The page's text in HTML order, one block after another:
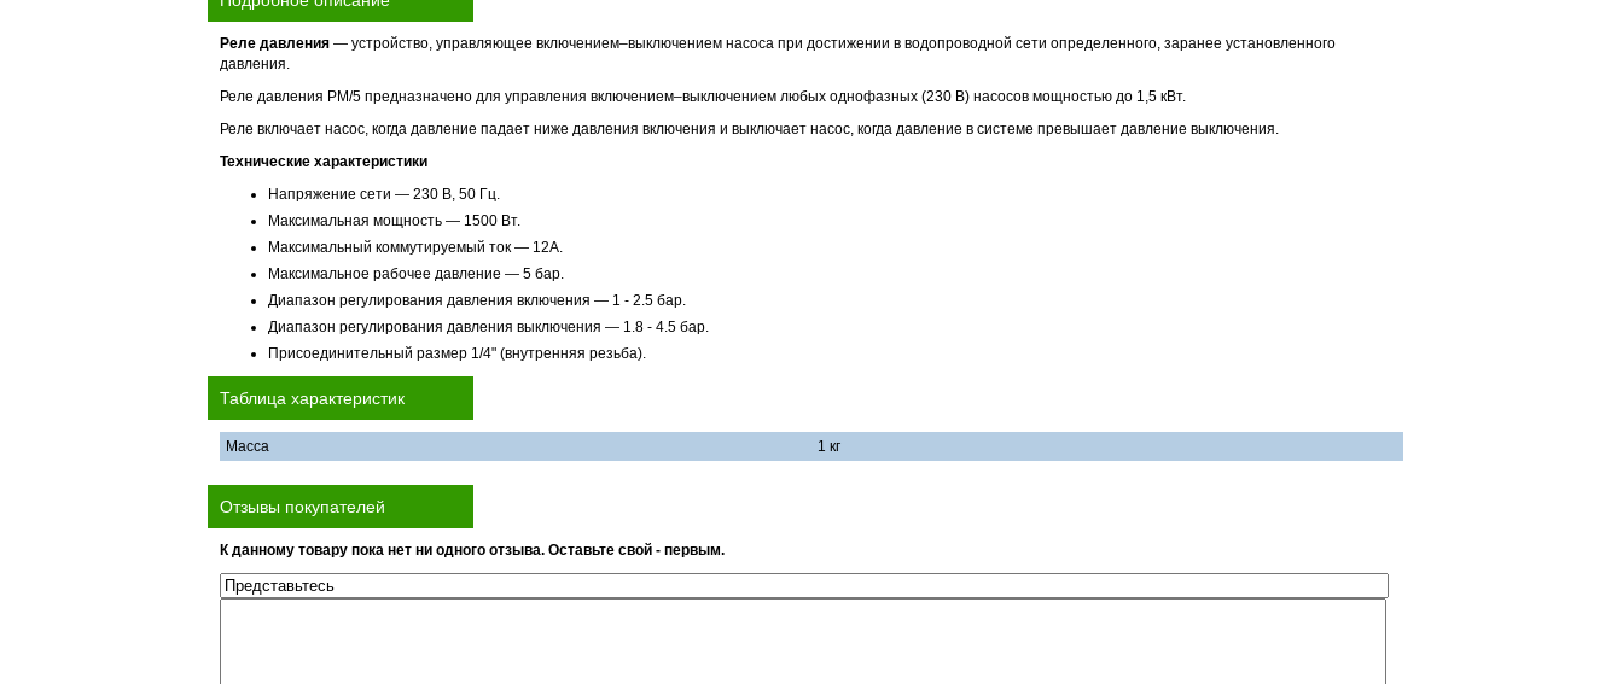
Реле давления — устройство, управляющее включением–выключением насоса при достижении в водопроводной сети определенного, заранее установленного
давления.
Реле давления РМ/5 предназначено для управления включением–выключением любых однофазных (230 В) насосов мощностью до 1,5 кВт.
Реле включает насос, когда давление падает ниже давления включения и выключает насос, когда давление в системе превышает давление выключения.
Технические характериcтики
Напряжение сети — 230 В, 50 Гц.
Максимальная мощность — 1500 Вт.
Максимальный коммутируемый ток — 12A.
Максимальное рабочее давление — 5 бар.
Диапазон регулирования давления включения — 1 - 2.5 бар.
Диапазон регулирования давления выключения — 1.8 - 4.5 бар.
Присоединительный размер 1/4" (внутренняя резьба).
Таблица характеристик
Масса 1 кг
Отзывы покупателей
К данному товару пока нет ни одного отзыва. Оставьте свой - первым.